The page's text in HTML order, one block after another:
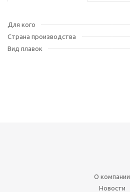
Для кого
Страна производства
Вид плавок
О компании
Новости